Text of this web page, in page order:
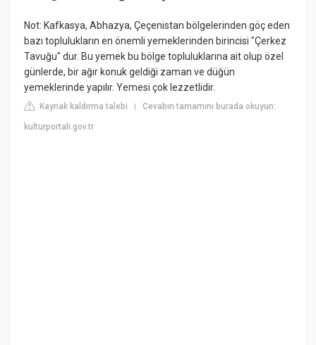
Not: Kafkasya, Abhazya, Çeçenistan bölgelerinden göç eden
bazı toplulukların en önemli yemeklerinden birincisi "Çerkez
Tavuğu" dur. Bu yemek bu bölge topluluklarına ait olup özel
günlerde, bir ağır konuk geldiği zaman ve düğün
yemeklerinde yapılır. Yemesi çok lezzetlidir.
Kaynak kaldırma talebi |Cevabın tamamını burada okuyun:
kulturportali.gov.tr